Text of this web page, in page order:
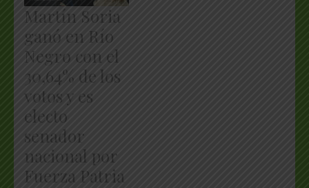
Martín Soria
ganó en Río
Negro con el
30,64% de los
votos y es
electo
senador
nacional por
Fuerza Patria